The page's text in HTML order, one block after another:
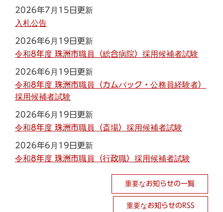
2026年7月15日更新
入札公告
2026年6月19日更新
令和8年度 珠洲市職員（総合病院）採用候補者試験
2026年6月19日更新
令和8年度 珠洲市職員（カムバック・公務員経験者）
採用候補者試験
2026年6月19日更新
令和8年度 珠洲市職員（斎場）採用候補者試験
2026年6月19日更新
令和8年度 珠洲市職員（行政職）採用候補者試験
重要なお知らせの一覧
重要なお知らせのRSS